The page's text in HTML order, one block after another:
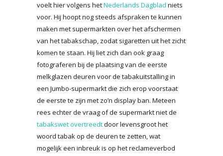
voelt hier volgens hetNederlands Dagblad niets
voor. Hij hoopt nog steeds afspraken te kunnen
maken met supermarkten over het afschermen
van het tabakschap, zodat sigaretten uit het zicht
komen te staan. Hij liet zich dan ook graag
fotograferen bij de plaatsing van de eerste
melkglazen deuren voor de tabakuitstalling in
een Jumbo-supermarkt die zich erop voorstaat
de eerste te zijn met zo’n display ban. Meteen
rees echter de vraag of de supermarkt niet de
tabakswet overtreedtdoor levensgroot het
woord tabak op de deuren te zetten, wat
mogelijk een inbreuk is op het reclameverbod